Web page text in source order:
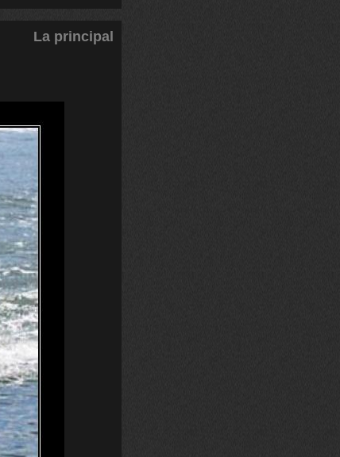
La principal